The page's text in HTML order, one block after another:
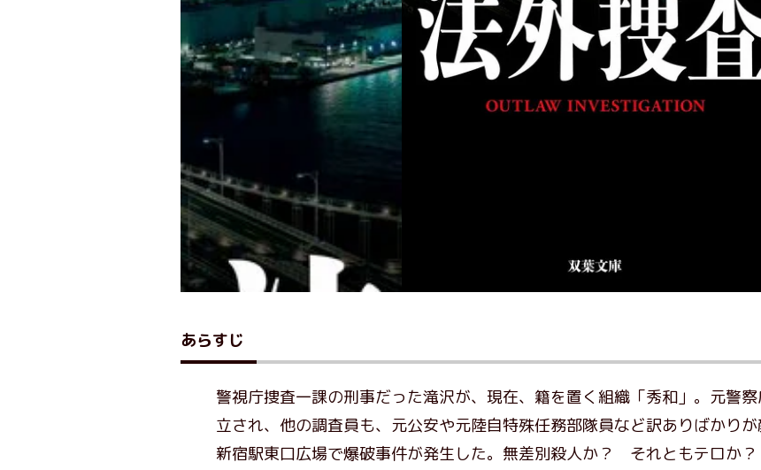
あらすじ
警視庁捜査一課の刑事だった滝沢が、現在、籍を置く組織「秀和」。元警
立され、他の調査員も、元公安や元陸自特殊任務部隊員など訳ありばかりが
新宿駅東口広場で爆破事件が発生した。無差別殺人か？ それともテロか